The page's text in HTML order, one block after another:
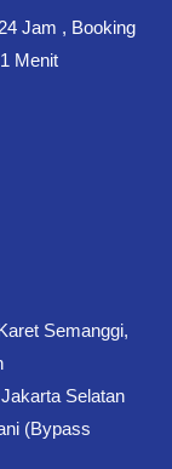
Jam , Booking
Menit
Semanggi,
Selatan
(Bypass